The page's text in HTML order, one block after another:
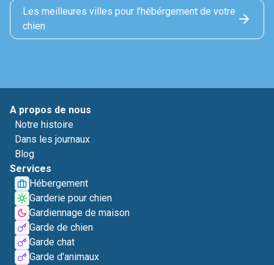
Les meilleures villes pour l'hébérgement de votre
chien
A propos de nous
Notre histoire
Dans les journaux
Blog
Services
Hébergement
Garderie pour chien
Gardiennage de maison
Garde de chien
Garde chat
Garde d'animaux